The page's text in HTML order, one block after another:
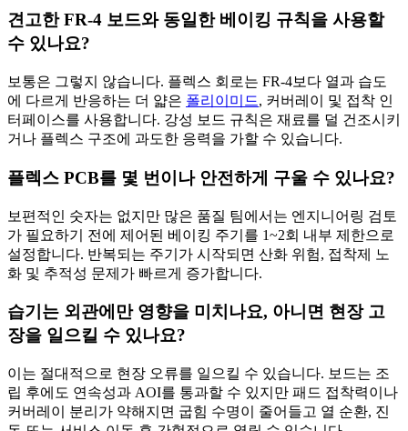
견고한 FR-4 보드와 동일한 베이킹 규칙을 사용할
수 있나요?
보통은 그렇지 않습니다. 플렉스 회로는 FR-4보다 열과 습도
에 다르게 반응하는 더 얇은 폴리이미드, 커버레이 및 접착 인
터페이스를 사용합니다. 강성 보드 규칙은 재료를 덜 건조시키
거나 플렉스 구조에 과도한 응력을 가할 수 있습니다.
플렉스 PCB를 몇 번이나 안전하게 구울 수 있나요?
보편적인 숫자는 없지만 많은 품질 팀에서는 엔지니어링 검토
가 필요하기 전에 제어된 베이킹 주기를 1~2회 내부 제한으로
설정합니다. 반복되는 주기가 시작되면 산화 위험, 접착제 노
화 및 추적성 문제가 빠르게 증가합니다.
습기는 외관에만 영향을 미치나요, 아니면 현장 고
장을 일으킬 수 있나요?
이는 절대적으로 현장 오류를 일으킬 수 있습니다. 보드는 조
립 후에도 연속성과 AOI를 통과할 수 있지만 패드 접착력이나
커버레이 분리가 약해지면 굽힘 수명이 줄어들고 열 순환, 진